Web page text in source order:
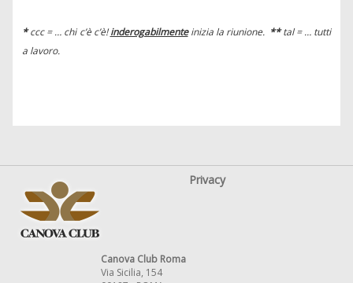
* ccc = … chi c’è c’è!inderogabilmenteinizia la riunione. ** tal = … tutti
a lavoro.
Privacy
Canova Club Roma
Via Sicilia, 154